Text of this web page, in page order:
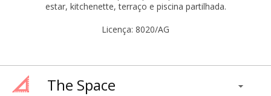
estar, kitchenette, terraço e piscina partilhada.
Licença: 8020/AG
The Space